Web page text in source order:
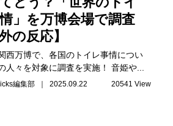
」を万博会場で調査
の反応】
西万博で、各国のトイレ事情につい
人々を対象に調査を実施！ 音姫や...
編集部 ｜ 2025.09.22 20541 View